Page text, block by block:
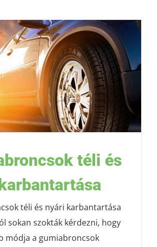
téli és
téli és nyári karbantartása
sokan szokták kérdezni, hogy
módja a gumiabroncsok